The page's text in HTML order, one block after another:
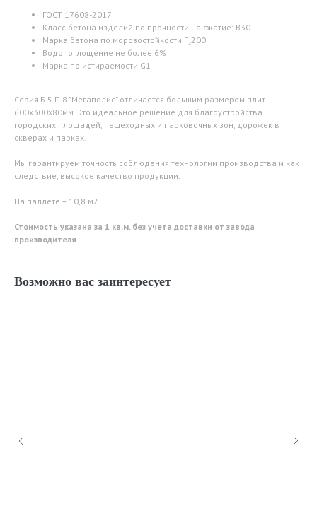
ГОСТ 17608-2017
Класс бетона изделий по прочности на сжатие: B30
Марка бетона по морозостойкости F₂200
Водопоглощение не более 6%
Марка по истираемости G1
Серия Б.5.П.8 "Мегаполис" отличается большим размером плит -
600х300х80мм. Это идеальное решение для благоустройства
городских площадей, пешеходных и парковочных зон, дорожек в
скверах и парках.
Мы гарантируем точность соблюдения технологии производства и как
следствие, высокое качество продукции.
На паллете – 10,8 м2
Стоимость указана за 1 кв.м. без учета доставки от завода
производителя
Возможно вас заинтересует